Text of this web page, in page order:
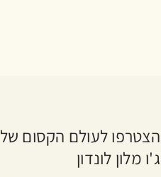
הצטרפו לעולם הקסום של
ג'ו מלון לונדון